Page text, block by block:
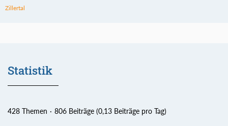
Zillertal
Statistik
428 Themen 806 Beiträge (0,13 Beiträge pro Tag)